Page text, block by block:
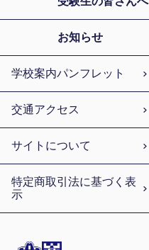
お知らせ
学校案内パンフレット
交通アクセス
サイトについて
特定商取引法に基づく表
示